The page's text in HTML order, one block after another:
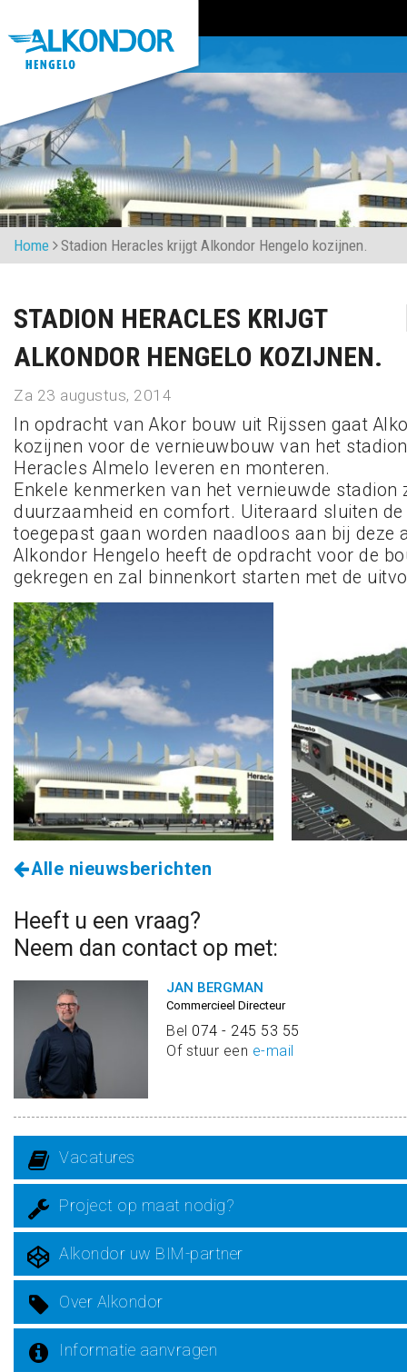
Home Stadion Heracles krijgt Alkondor Hengelo kozijnen.
STADION HERACLES KRIJGT
ALKONDOR HENGELO KOZIJNEN.
Za 23 augustus, 2014
In opdracht van Akor bouw uit Rijssen gaat
kozijnen voor de vernieuwbouw van het
Heracles Almelo leveren en monteren.
Enkele kenmerken van het vernieuwde stadion
duurzaamheid en comfort. Uiteraard sluiten
toegepast gaan worden naadloos aan bij deze
Alkondor Hengelo heeft de opdracht voor de
gekregen en zal binnenkort starten met de
Alle nieuwsberichten
Heeft u een vraag?
Neem dan contact op met:
JAN BERGMAN
Commercieel Directeur
Bel 074 - 245 53 55
Of stuur een e-mail
Vacatures
Project op maat nodig?
Alkondor uw BIM-partner
Over Alkondor
Informatie aanvragen